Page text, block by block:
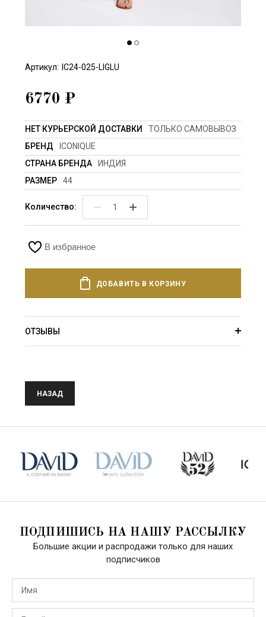
Артикул: IC24-025-LIGLU
6770 ₽
НЕТ КУРЬЕРСКОЙ ДОСТАВКИ
ТОЛЬКО САМОВЫВОЗ
БРЕНД
ICONIQUE
СТРАНА БРЕНДА
ИНДИЯ
РАЗМЕР
44
Количество: − +
В избранное
ДОБАВИТЬ В КОРЗИНУ
ОТЗЫВЫ
НАЗАД
ПОДПИШИСЬ НА НАШУ РАССЫЛКУ
Большие акции и распродажи только для наших
подписчиков